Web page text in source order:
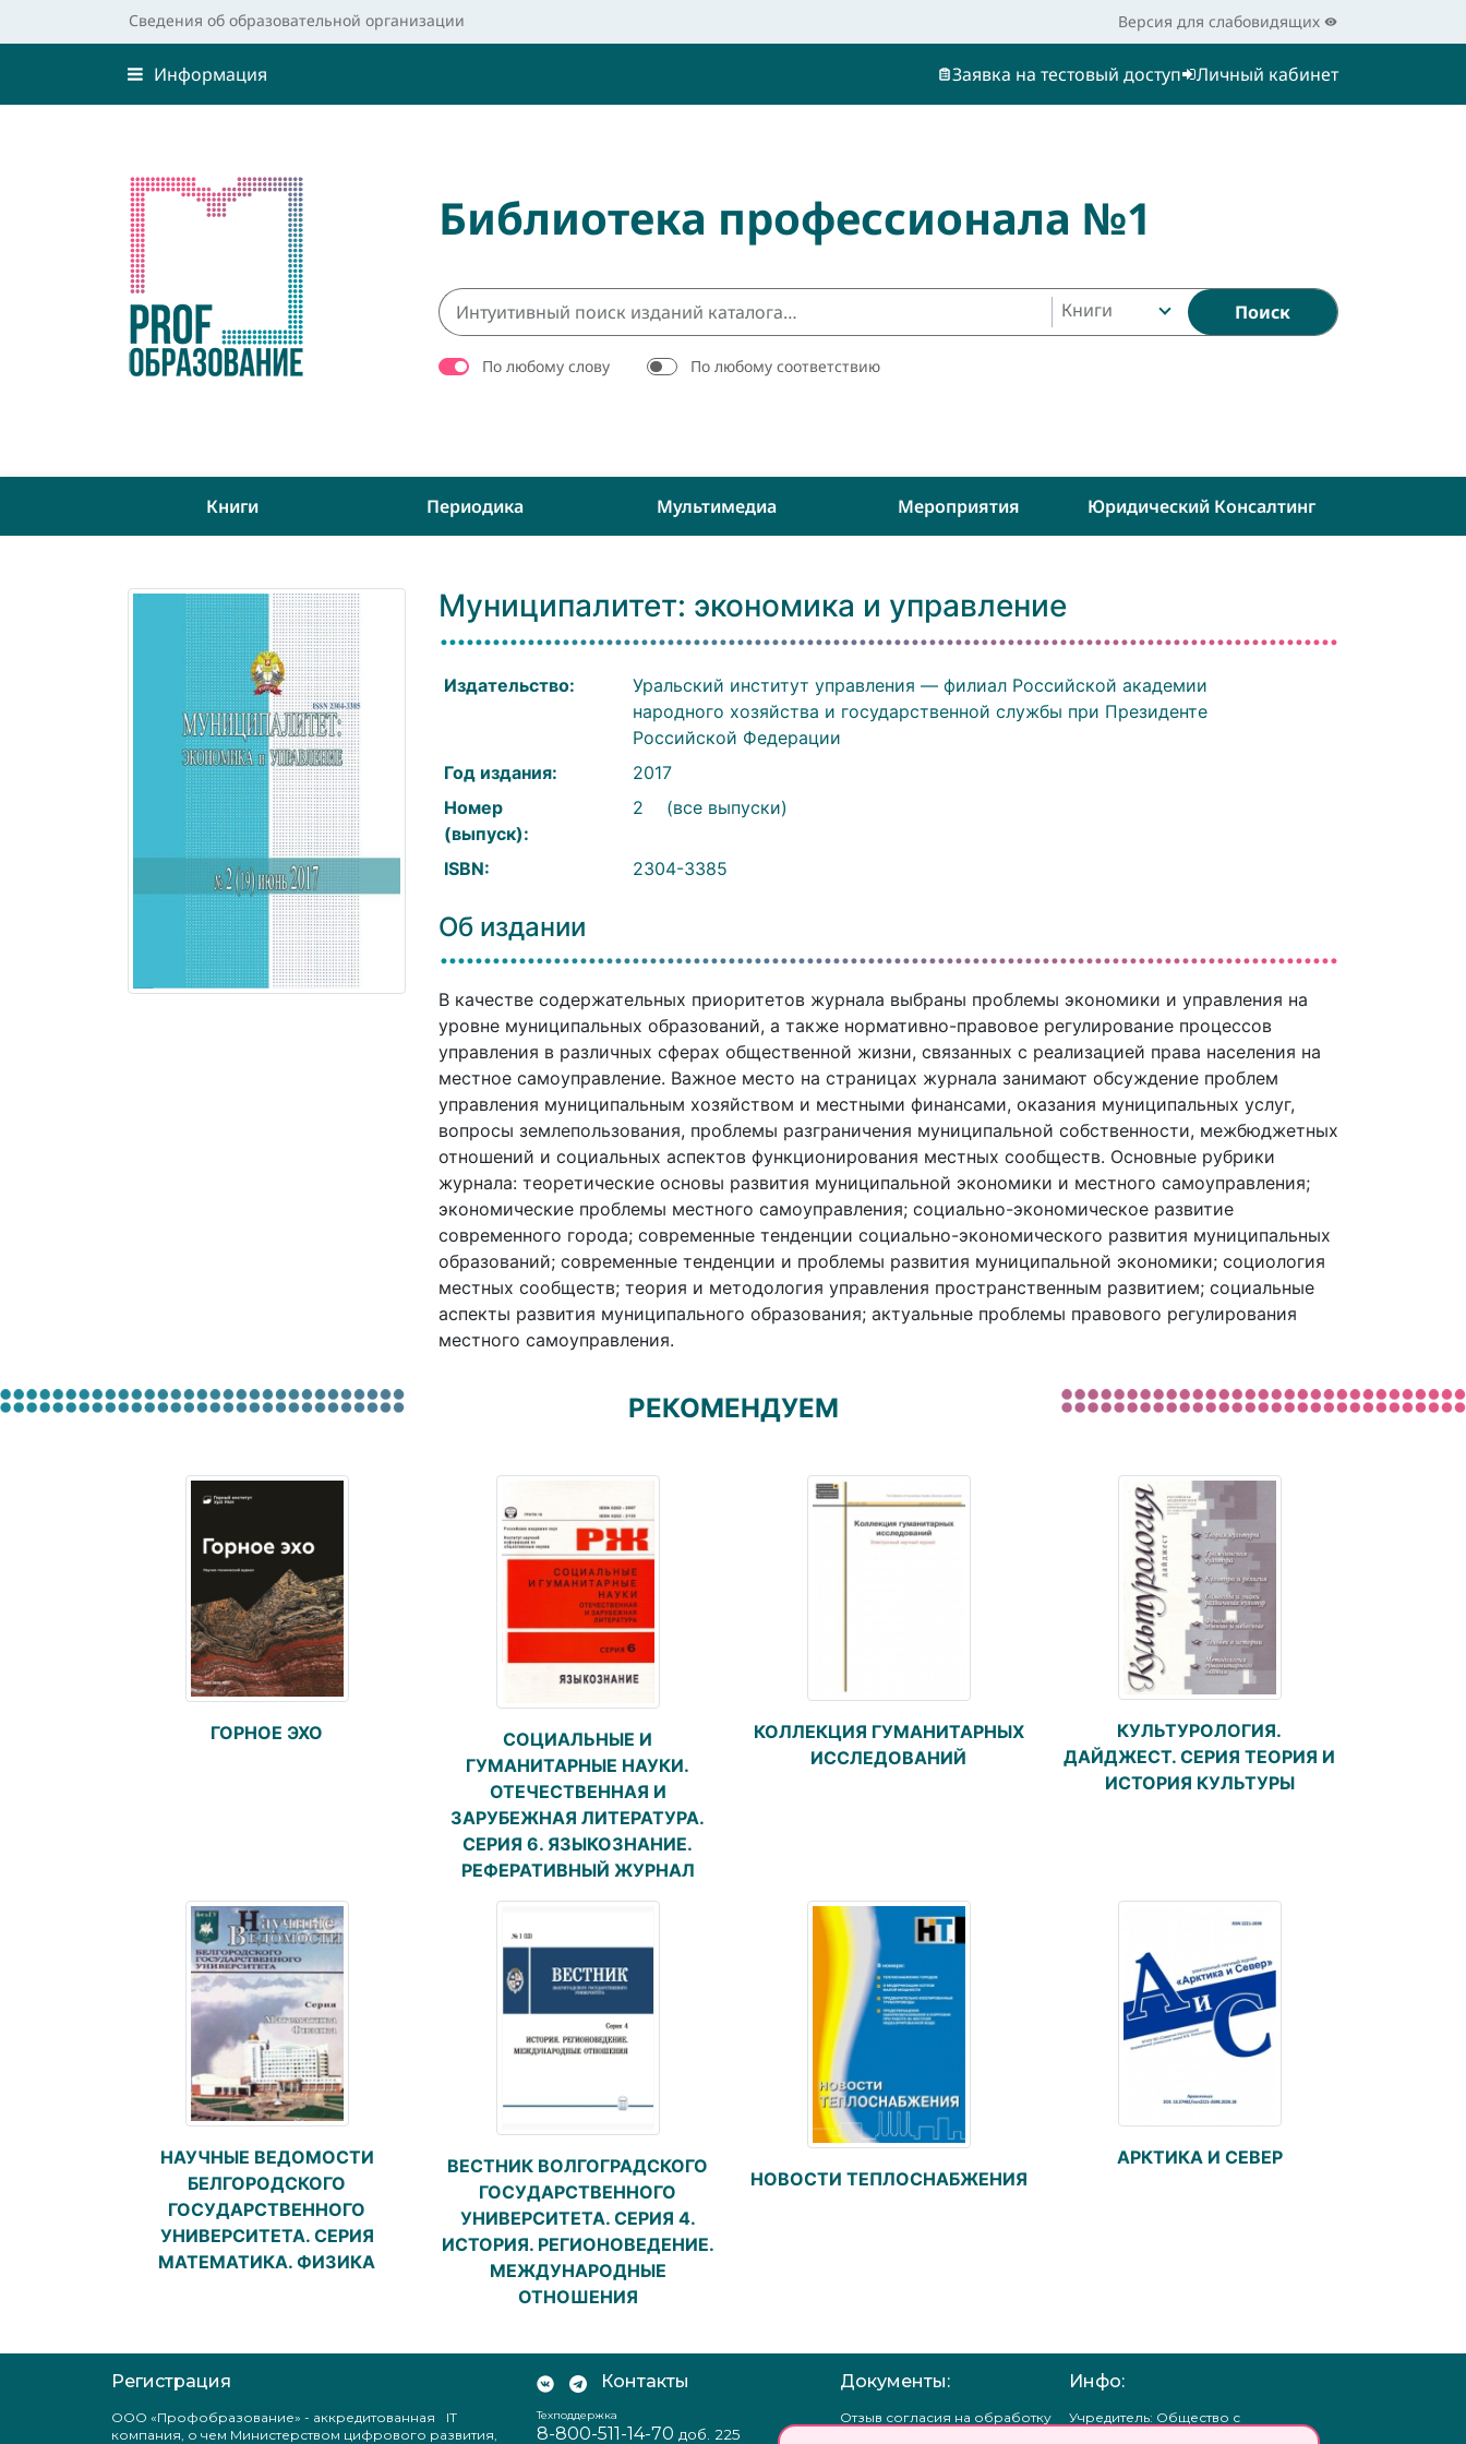
Сведения об образовательной организации Версия для слабовидящих
Информация Заявка на тестовый доступ Личный кабинет
Библиотека профессионала №1
Книги Поиск
По любому слову По любому соответствию
Книги Периодика Мультимедиа Мероприятия Юридический Консалтинг
Муниципалитет: экономика и управление
Издательство:
Уральский институт управления — филиал Российской академии
народного хозяйства и государственной службы при Президенте
Российской Федерации
Год издания:
2017
Номер
(выпуск):
2 (все выпуски)
ISBN: 2304-3385
Об издании
В качестве содержательных приоритетов журнала выбраны проблемы экономики и управления на
уровне муниципальных образований, а также нормативно-правовое регулирование процессов
управления в различных сферах общественной жизни, связанных с реализацией права населения на
местное самоуправление. Важное место на страницах журнала занимают обсуждение проблем
управления муниципальным хозяйством и местными финансами, оказания муниципальных услуг,
вопросы землепользования, проблемы разграничения муниципальной собственности, межбюджетных
отношений и социальных аспектов функционирования местных сообществ. Основные рубрики
журнала: теоретические основы развития муниципальной экономики и местного самоуправления;
экономические проблемы местного самоуправления; социально-экономическое развитие
современного города; современные тенденции социально-экономического развития муниципальных
образований; современные тенденции и проблемы развития муниципальной экономики; социология
местных сообществ; теория и методология управления пространственным развитием; социальные
аспекты развития муниципального образования; актуальные проблемы правового регулирования
местного самоуправления.
РЕКОМЕНДУЕМ
ГОРНОЕ ЭХО
СОЦИАЛЬНЫЕ И
ГУМАНИТАРНЫЕ НАУКИ.
ОТЕЧЕСТВЕННАЯ И
ЗАРУБЕЖНАЯ ЛИТЕРАТУРА.
СЕРИЯ 6. ЯЗЫКОЗНАНИЕ.
РЕФЕРАТИВНЫЙ ЖУРНАЛ
КОЛЛЕКЦИЯ ГУМАНИТАРНЫХ
ИССЛЕДОВАНИЙ
КУЛЬТУРОЛОГИЯ.
ДАЙДЖЕСТ. СЕРИЯ ТЕОРИЯ И
ИСТОРИЯ КУЛЬТУРЫ
НАУЧНЫЕ ВЕДОМОСТИ
БЕЛГОРОДСКОГО
ГОСУДАРСТВЕННОГО
УНИВЕРСИТЕТА. СЕРИЯ
МАТЕМАТИКА. ФИЗИКА
ВЕСТНИК ВОЛГОГРАДСКОГО
ГОСУДАРСТВЕННОГО
УНИВЕРСИТЕТА. СЕРИЯ 4.
ИСТОРИЯ. РЕГИОНОВЕДЕНИЕ.
МЕЖДУНАРОДНЫЕ
ОТНОШЕНИЯ
НОВОСТИ ТЕПЛОСНАБЖЕНИЯ
АРКТИКА И СЕВЕР
Регистрация
ООО «Профобразование» - аккредитованная IT
компания, о чем Министерством цифрового развития,
Контакты
Техподдержка
8-800-511-14-70 доб. 225
Документы:
Отзыв согласия на обработку
Инфо:
Учредитель: Общество с